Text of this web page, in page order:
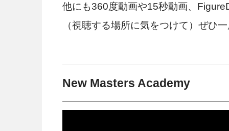
他にも360度動画や15秒動画、
（視聴する場所に気をつけて）ぜひ
New Masters Academy